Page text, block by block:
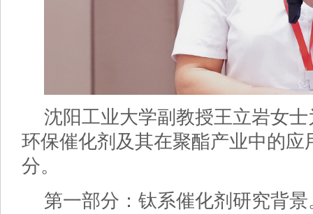
沈阳工业大学副教授王立岩女
环保催化剂及其在聚酯产业中的
分。
第一部分：钛系催化剂研究背